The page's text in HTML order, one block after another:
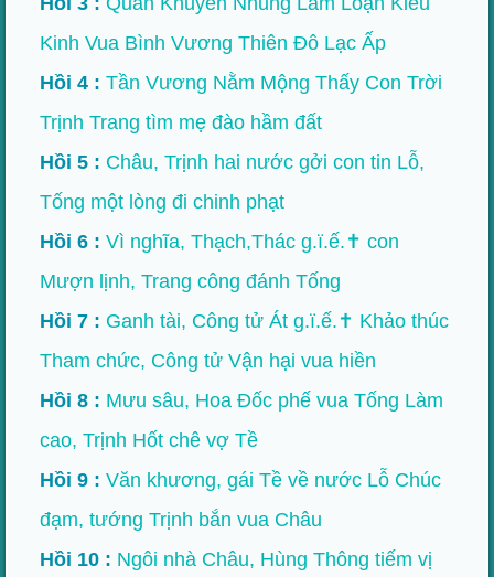
Kinh Vua Bình Vương Thiên Ðô Lạc Ấp
Hồi 4 : Tần Vương Nằm Mộng Thấy Con Trời
Trịnh Trang tìm mẹ đào hầm đất
Hồi 5 : Châu, Trịnh hai nước gởi con tin Lỗ,
Tống một lòng đi chinh phạt
Hồi 6 : Vì nghĩa, Thạch,Thác g.ï.ế.✝ con
Mượn lịnh, Trang công đánh Tống
Hồi 7 : Ganh tài, Công tử Át g.ï.ế.✝ Khảo thúc
Tham chức, Công tử Vận hại vua hiền
Hồi 8 : Mưu sâu, Hoa Đốc phế vua Tống Làm
cao, Trịnh Hốt chê vợ Tề
Hồi 9 : Văn khương, gái Tề về nước Lỗ Chúc
đạm, tướng Trịnh bắn vua Châu
Hồi 10 : Ngôi nhà Châu, Hùng Thông tiếm vị